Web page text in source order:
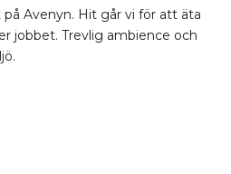
Avenyn. Hit går vi för att äta
jobbet. Trevlig ambience och